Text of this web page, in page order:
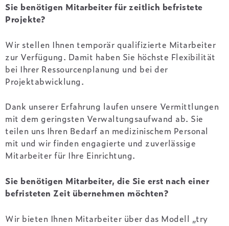
Sie benötigen Mitarbeiter für zeitlich befristete
Projekte?
Wir stellen Ihnen temporär qualifizierte Mitarbeiter
zur Verfügung. Damit haben Sie höchste Flexibilität
bei Ihrer Ressourcenplanung und bei der
Projektabwicklung.
Dank unserer Erfahrung laufen unsere Vermittlungen
mit dem geringsten Verwaltungsaufwand ab. Sie
teilen uns Ihren Bedarf an medizinischem Personal
mit und wir finden engagierte und zuverlässige
Mitarbeiter für Ihre Einrichtung.
Sie benötigen Mitarbeiter, die Sie erst nach einer
befristeten Zeit übernehmen möchten?
Wir bieten Ihnen Mitarbeiter über das Modell „try